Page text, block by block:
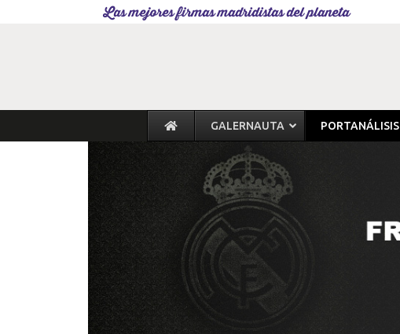
Las mejores firmas madridistas del planeta
GALERNAUTA PORTANÁLISIS